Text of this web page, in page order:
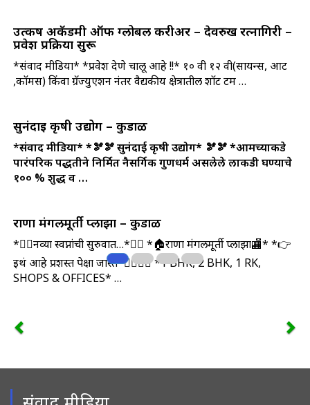
उत्कर्ष अकॅडमी ऑफ ग्लोबल करीअर – देवरुख रत्नागिरी –
प्रवेश प्रक्रिया सुरू
*संवाद मीडिया* *प्रवेश देणे चालू आहे !!* १० वी १२ वी(सायन्स, आर्ट
,कॉमर्स) किंवा ग्रॅज्युएशन नंतर वैद्यकीय क्षेत्रातील शॉर्ट टर्म …
सुनंदाई कृषी उद्योग – कुडाळ
*संवाद मीडिया**🫘🫘 सुनंदाई कृषी उद्योग* 🫘🫘*आमच्याकडे
पारंपरिक पद्धतीने निर्मित नैसर्गिक गुणधर्म असलेले लाकडी घण्याचे
१०० % शुद्ध व …
राणा मंगलमूर्ती प्लाझा – कुडाळ
*🤹‍♀️नव्या स्वप्नांची सुरुवात…*🤹‍♂️ *🏠राणा मंगलमूर्ती प्लाझा🏬* *👉
इथं आहे प्रशस्त पेक्षा जास्त*🤷‍♀️🤷‍♂️ *1 BHK, 2 BHK, 1 RK,
SHOPS & OFFICES* …